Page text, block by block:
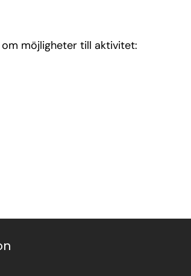
möjligheter till aktivitet: